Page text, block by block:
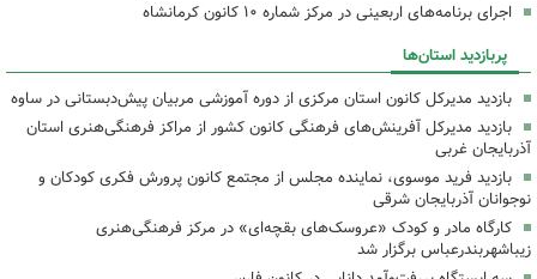
اجرای برنامه‌های اربعینی در مرکز شماره ۱۰ کانون کرمانشاه
پربازدید استان‌ها
بازدید مدیرکل کانون استان مرکزی از دوره آموزشی مربیان پیش‌دبستانی در ساوه
بازدید مدیرکل آفرینش‌های فرهنگی کانون کشور از مراکز فرهنگی‌هنری استان
آذربایجان غربی
بازدید فرید موسوی، نماینده مجلس از مجتمع کانون پرورش فکری کودکان و
نوجوانان آذربایجان شرقی
کارگاه مادر و کودک «عروسک‌های بقچه‌ای» در مرکز فرهنگی‌هنری
زیباشهربندرعباس برگزار شد